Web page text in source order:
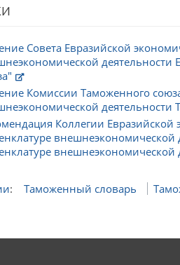
Совета Евразийской
деятельности
Комиссии Таможенного
деятельности
Коллегии
внешнеэкономической
внешнеэкономической
: Таможенный словарь